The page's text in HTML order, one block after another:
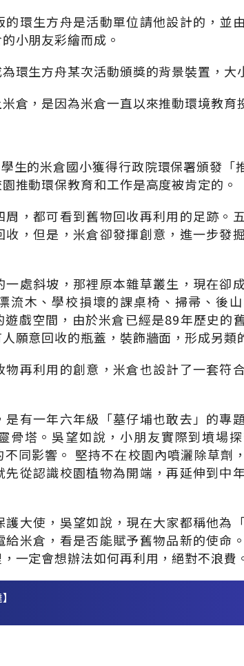
環生方舟是活動單位請他設計的，並
小朋友彩繪而成。
環生方舟某次活動頒獎的背景裝置，大
倉，是因為米倉一直以來推動環境教育
生的米倉國小獲得行政院環保署頒發「
推動環保教育和工作是高度被肯定的。
，都可看到舊物回收再利用的足跡。
，但是，米倉卻發揮創意，進一步發
處斜坡，那裡原本雜草叢生，現在卻
流木、學校損壞的課桌椅、掃帚、後
戲空間，由於米倉已經是89年歷史的
願意回收的瓶蓋，裝飾牆面，形成另類
再利用的創意，米倉也設計了一套符
有一年六年級「墓仔埔也敢去」的專
骨塔。吳望如說，小朋友實際到墳場
同影響。 堅持不在校園內噴灑除草劑
從認識校園植物為開端，再延伸到中
大使，吳望如說，現在大家都稱他為
米倉，看是否能賦予舊物品新的使命
一定會想辦法如何再利用，絕對不浪費